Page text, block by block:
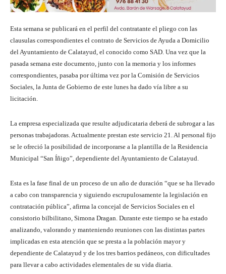
Esta semana se publicará en el perfil del contratante el pliego con las
clausulas correspondientes el contrato de Servicios de Ayuda a Domicilio
del Ayuntamiento de Calatayud, el conocido como SAD. Una vez que la
pasada semana este documento, junto con la memoria y los informes
correspondientes, pasaba por última vez por la Comisión de Servicios
Sociales, la Junta de Gobierno de este lunes ha dado vía libre a su
licitación.
La empresa especializada que resulte adjudicataria deberá de subrogar a las
personas trabajadoras. Actualmente prestan este servicio 21. Al personal fijo
se le ofreció la posibilidad de incorporarse a la plantilla de la Residencia
Municipal “San Íñigo”, dependiente del Ayuntamiento de Calatayud.
Esta es la fase final de un proceso de un año de duración “que se ha llevado
a cabo con transparencia y siguiendo escrupulosamente la legislación en
contratación pública”, afirma la concejal de Servicios Sociales en el
consistorio bilbilitano, Simona Dragan. Durante este tiempo se ha estado
analizando, valorando y manteniendo reuniones con las distintas partes
implicadas en esta atención que se presta a la población mayor y
dependiente de Calatayud y de los tres barrios pedáneos, con dificultades
para llevar a cabo actividades elementales de su vida diaria.